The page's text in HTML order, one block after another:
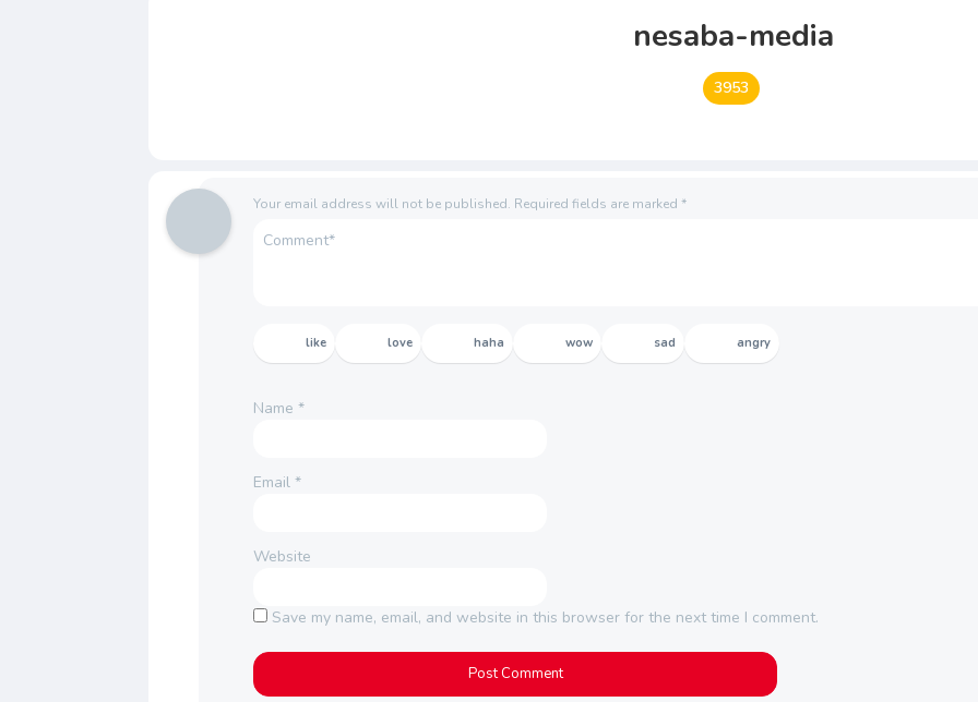
nesaba-media
3953
Your email address will not be published. Required fields are marked*
like love haha wow sad angry
Name*
Email*
Website
Save my name, email, and website in this browser for the next time I comment.